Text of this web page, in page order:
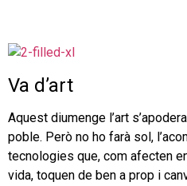
Va d’art
Aquest diumenge l’art
poble. Però no ho farà sol,
tecnologies que, com afecten
vida, toquen de ben a prop i